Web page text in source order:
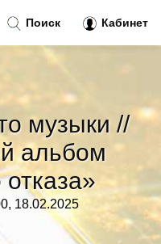
музыки //
альбом
18.02.2025
Поиск Кабинет